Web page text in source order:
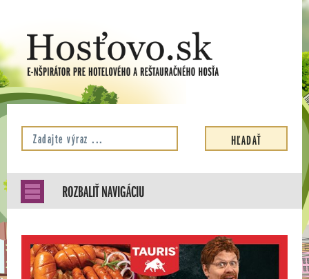
ROZBALIŤ NAVIGÁCIU